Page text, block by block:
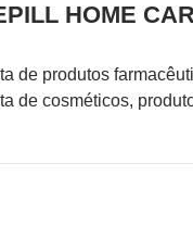
HOME
de produtos
de cosméticos,